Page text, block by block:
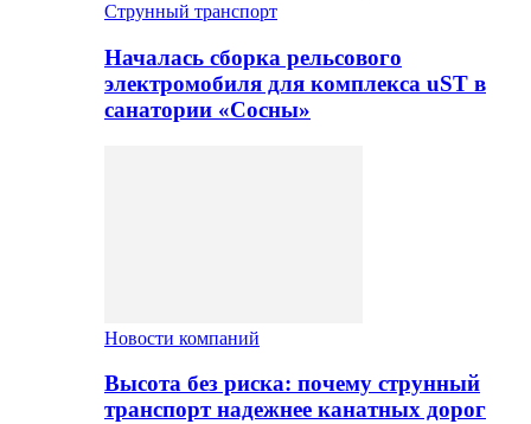
Струнный транспорт
Началась сборка рельсового
электромобиля для комплекса uST в
санатории «Сосны»
Новости компаний
Высота без риска: почему струнный
транспорт надежнее канатных дорог